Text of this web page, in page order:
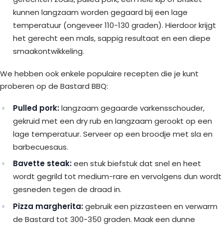
kunnen langzaam worden gegaard bij een lage
temperatuur (ongeveer 110-130 graden). Hierdoor krijgt
het gerecht een mals, sappig resultaat en een diepe
smaakontwikkeling.
We hebben ook enkele populaire recepten die je kunt
proberen op de Bastard BBQ:
Pulled pork:langzaam gegaarde varkensschouder,
gekruid met een dry rub en langzaam gerookt op een
lage temperatuur. Serveer op een broodje met sla en
barbecuesaus.
Bavette steak:een stuk biefstuk dat snel en heet
wordt gegrild tot medium-rare en vervolgens dun wordt
gesneden tegen de draad in.
Pizza margherita:gebruik een pizzasteen en verwarm
de Bastard tot 300-350 graden. Maak een dunne